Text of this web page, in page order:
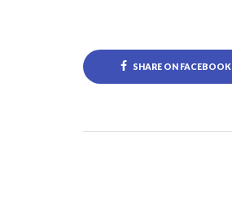
SHARE ON FACEBOOK